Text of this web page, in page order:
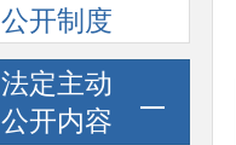
公开制度
法定主动
公开内容